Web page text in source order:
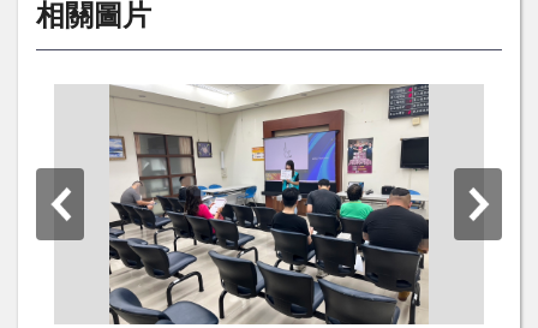
相關圖片